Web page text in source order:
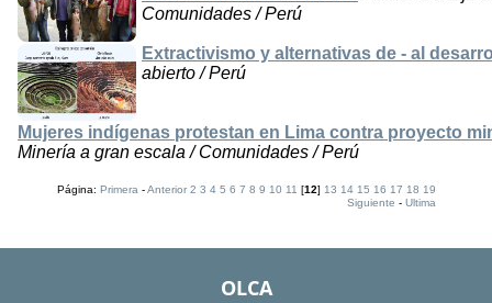
Comunidades / Perú
Extractivismo y alternativas de - al
abierto / Perú
Mujeres indígenas protestan en Lima contra proyecto
Minería a gran escala / Comunidades / Perú
Página:Primera -Anterior 2 3 4 5 6 7 8 9 10 11 [12]13 14 15 16 17 18 19
Siguiente -Ultima
OLCA